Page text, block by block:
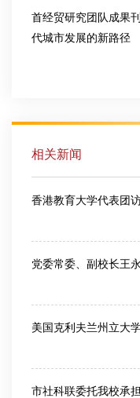
首经贸研究团队成果
代城市发展的新路径
相关新闻
香港教育大学代表团
党委常委、副校长王
美国克利夫兰州立大
市社科联委托我校承